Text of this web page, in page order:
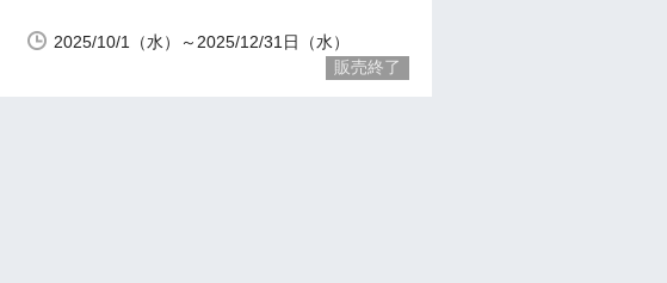
2025/10/1（水）～2025/12/31日（水）
販売終了